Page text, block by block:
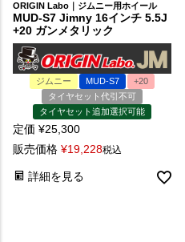
ORIGIN Labo｜ジムニー用ホイール
MUD-S7 Jimny 16インチ 5.5J
+20 ガンメタリック
ジムニー MUD-S7
+20
タイヤセット代引不可
タイヤセット追加選択可能
定価 ¥25,300
販売価格 ¥19,228税込
詳細を見る